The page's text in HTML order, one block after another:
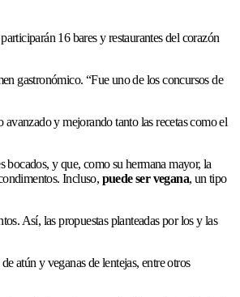
16 bares y restaurantes del corazón
gastronómico. “Fue uno de los concursos de
y mejorando tanto las recetas como el
bocados, y que, como su hermana mayor, la
Incluso, puede ser vegana, un tipo
Así, las propuestas planteadas por los y las
atún y veganas de lentejas, entre otros